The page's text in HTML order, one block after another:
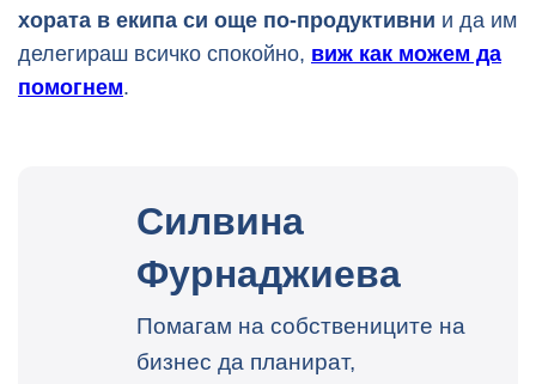
хората в екипа си още по-продуктивни и да им
делегираш всичко спокойно, виж как можем да
помогнем.
Силвина
Фурнаджиева
Помагам на собствениците на
бизнес да планират,